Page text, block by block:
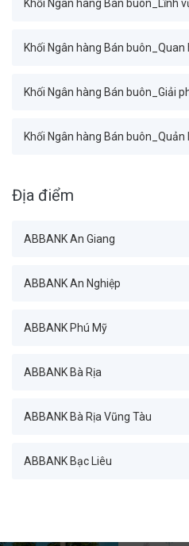
Khối Ngân hàng Bán buôn_Lĩnh
Khối Ngân hàng Bán buôn_Quan
Khối Ngân hàng Bán buôn_Giải
Khối Ngân hàng Bán buôn_Quản
Địa điểm
ABBANK An Giang
ABBANK An Nghiệp
ABBANK Phú Mỹ
ABBANK Bà Rịa
ABBANK Bà Rịa Vũng Tàu
ABBANK Bạc Liêu